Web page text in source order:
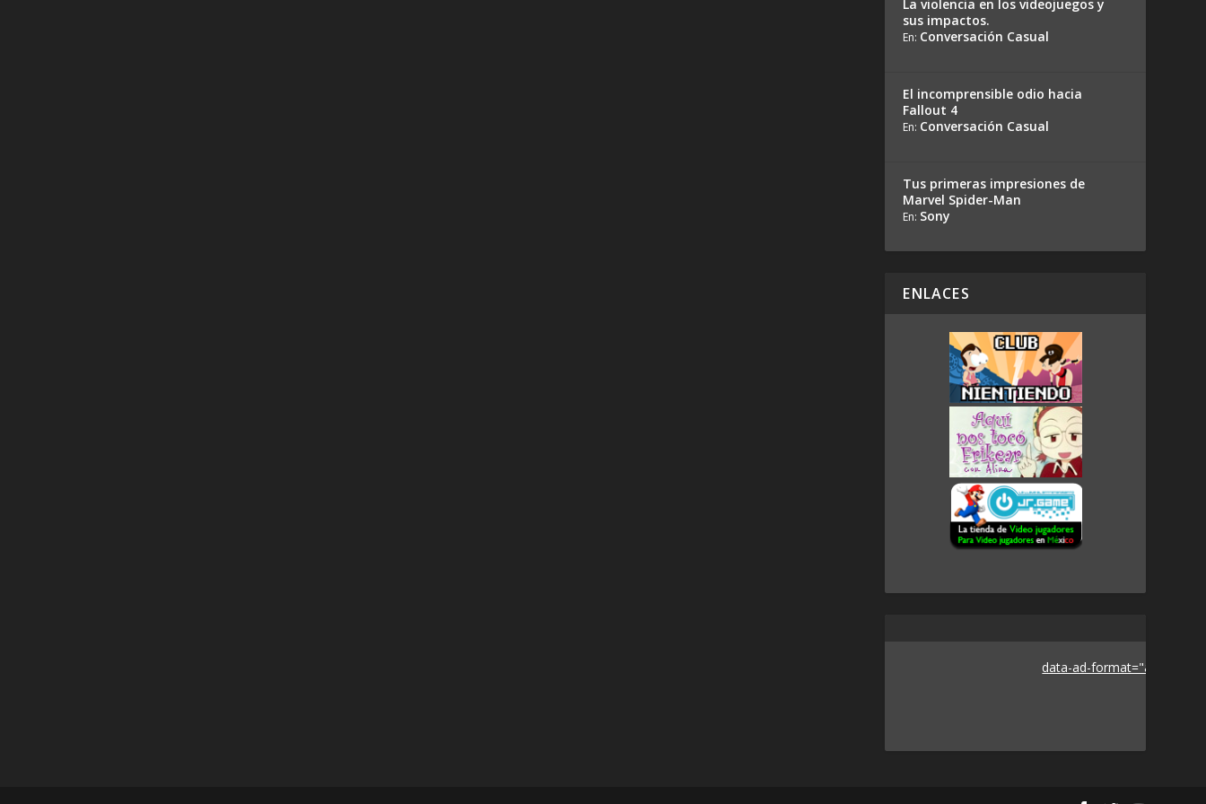
La violencia en los videojuegos y
sus impactos.
En: Conversación Casual
El incomprensible odio hacia
Fallout 4
En: Conversación Casual
Tus primeras impresiones de
Marvel Spider-Man
En: Sony
ENLACES
data-ad-format="auto">